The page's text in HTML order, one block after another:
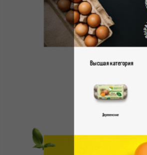
Высшая категория
Деревенские